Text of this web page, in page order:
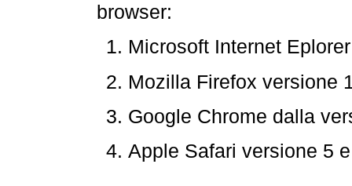
browser:
Microsoft Internet
Mozilla Firefox versione
Google Chrome dalla
Apple Safari versione 5